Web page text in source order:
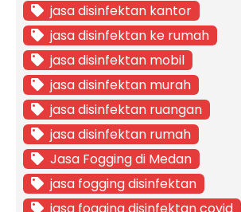
jasa disinfektan kantor
jasa disinfektan ke rumah
jasa disinfektan mobil
jasa disinfektan murah
jasa disinfektan ruangan
jasa disinfektan rumah
Jasa Fogging di Medan
jasa fogging disinfektan
jasa fogging disinfektan covid